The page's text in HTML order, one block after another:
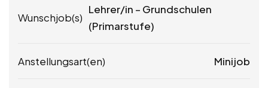
Wunschjob(s)
Lehrer/in – Grundschulen
(Primarstufe)
Anstellungsart(en) Minijob